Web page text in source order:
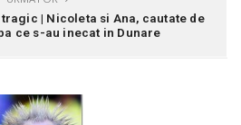
| Nicoleta si Ana, cautate de
ce s-au inecat in Dunare